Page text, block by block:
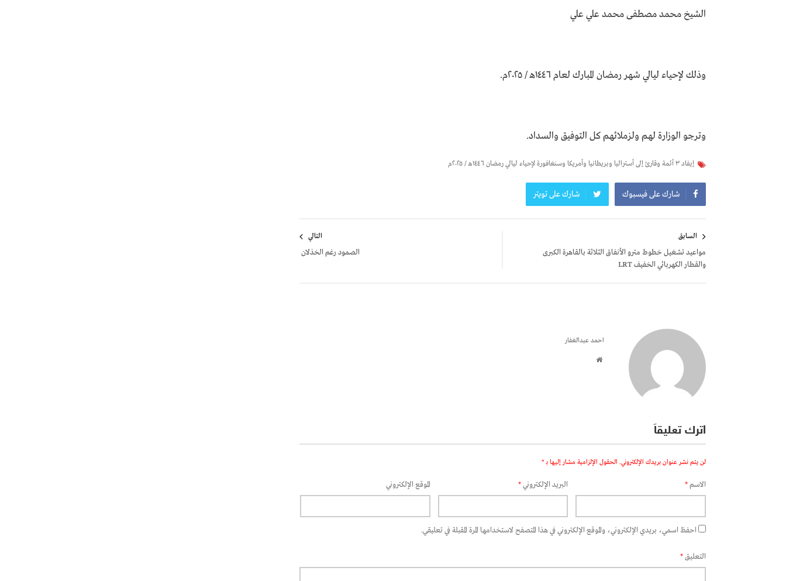
الشيخ محمد مصطفى محمد علي علي
وذلك لإحياء ليالي شهر رمضان المبارك لعام ١٤٤٦هـ / ٢٠٢٥م.
وترجو الوزارة لهم ولزملائهم كل التوفيق والسداد.
إيفاد ٣ أئمة وقارئ إلى أستراليا وبريطانيا وأمريكا وسنغافورة لإحياء ليالي رمضان ١٤٤٦هـ / ٢٠٢٥م
شارك على فيسبوك شارك على تويتر
المقالات
السابق
مواعيد تشغيل خطوط مترو الأنفاق الثلاثة بالقاهرة الكبرى
والقطار الكهربائي الخفيف LRT
التالي
الصمود رغم الخذلان
احمد عبدالغفار
اترك تعليقاً
لن يتم نشر عنوان بريدك الإلكتروني. الحقول الإلزامية مشار إليها بـ *
الاسم* البريد الإلكتروني* الموقع الإلكتروني
احفظ اسمي، بريدي الإلكتروني، والموقع الإلكتروني في هذا المتصفح لاستخدامها المرة المقبلة في تعليقي.
التعليق*